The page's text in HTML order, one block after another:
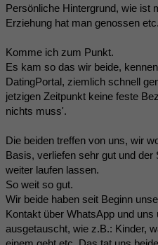
Persönliche Hintergrund, wie ist
Erziehung hat man genossen
Komme ich zum Punkt.
Es kam so das wir beide,
DatingPortal, ziemlich schnell
jetzigen Zeitpunkt keine feste
nichts muss'.
Die beiden treffen von uns, wir
Basis, verliefen sehr gut und
weiter laufen lassen.
So weit so gut.
Wir beide haben seit Beginn
Kontakt über WhatsApp und uns
ausgetauscht, wie z.B.: Kinder,